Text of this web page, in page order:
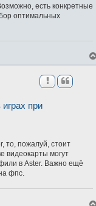
есть конкретные
оптимальных
при
то, пожалуй, стоит
видеокарты могут
в Aster. Важно ещё
фпс.